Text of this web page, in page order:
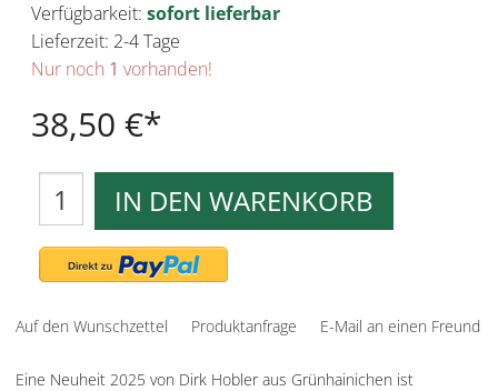
Verfügbarkeit: sofort lieferbar
Lieferzeit: 2-4 Tage
Nur noch 1 vorhanden!
38,50 €
IN DEN WARENKORB
Auf den Wunschzettel Produktanfrage E-Mail an einen Freund
Eine Neuheit 2025 von Dirk Hobler aus Grünhainichen ist